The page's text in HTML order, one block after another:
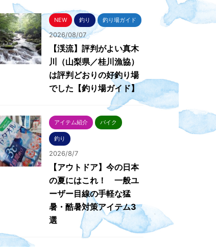
NEW 釣り 釣り場ガイド
2026/08/07
【渓流】評判がよい真木
川（山梨県／桂川漁協）
は評判どおりの好釣り場
でした【釣り場ガイド】
アイテム紹介 バイク
釣り
2026/8/7
【アウトドア】今の日本
の夏にはこれ！ 一般ユ
ーザー目線の手軽な猛
暑・酷暑対策アイテム3
選